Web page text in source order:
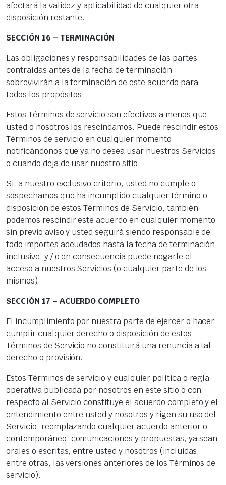
afectará la validez y aplicabilidad de cualquier otra
disposición restante.
SECCIÓN 16 – TERMINACIÓN
Las obligaciones y responsabilidades de las partes
contraídas antes de la fecha de terminación
sobrevivirán a la terminación de este acuerdo para
todos los propósitos.
Estos Términos de servicio son efectivos a menos que
usted o nosotros los rescindamos. Puede rescindir estos
Términos de servicio en cualquier momento
notificándonos que ya no desea usar nuestros Servicios
o cuando deja de usar nuestro sitio.
Si, a nuestro exclusivo criterio, usted no cumple o
sospechamos que ha incumplido cualquier término o
disposición de estos Términos de Servicio, también
podemos rescindir este acuerdo en cualquier momento
sin previo aviso y usted seguirá siendo responsable de
todo importes adeudados hasta la fecha de terminación
inclusive; y / o en consecuencia puede negarle el
acceso a nuestros Servicios (o cualquier parte de los
mismos).
SECCIÓN 17 – ACUERDO COMPLETO
El incumplimiento por nuestra parte de ejercer o hacer
cumplir cualquier derecho o disposición de estos
Términos de Servicio no constituirá una renuncia a tal
derecho o provisión.
Estos Términos de servicio y cualquier política o regla
operativa publicada por nosotros en este sitio o con
respecto al Servicio constituye el acuerdo completo y el
entendimiento entre usted y nosotros y rigen su uso del
Servicio, reemplazando cualquier acuerdo anterior o
contemporáneo, comunicaciones y propuestas, ya sean
orales o escritas, entre usted y nosotros (incluidas,
entre otras, las versiones anteriores de los Términos de
servicio).